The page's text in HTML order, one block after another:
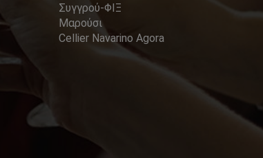
Συγγρού-ΦΙΞ
Μαρούσι
Cellier Navarino Agora